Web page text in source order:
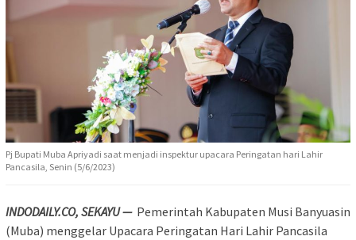
Pj Bupati Muba Apriyadi saat menjadi inspektur upacara Peringatan hari Lahir
Pancasila, Senin (5/6/2023)
INDODAILY.CO, SEKAYU —Pemerintah Kabupaten Musi Banyuasin
(Muba) menggelar Upacara Peringatan Hari Lahir Pancasila